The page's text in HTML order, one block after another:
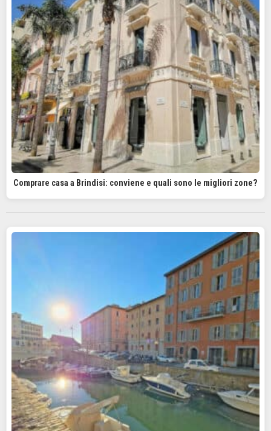
Comprare casa a Brindisi: conviene e quali sono le migliori zone?